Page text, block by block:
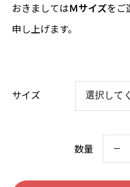
おきましてはＭサイズをご
申し上げます。
サイズ
数量